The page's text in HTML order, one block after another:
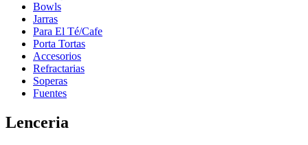
Bowls
Jarras
Para El Té/Cafe
Porta Tortas
Accesorios
Refractarias
Soperas
Fuentes
Lenceria